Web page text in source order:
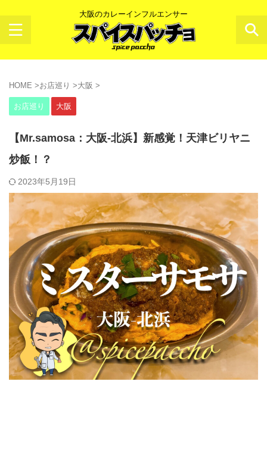
大阪のカレーインフルエンサー
HOME >お店巡り >大阪 >
お店巡り 大阪
【Mr.samosa：大阪-北浜】新感覚！天津ビリヤニ
炒飯！？
2023年5月19日